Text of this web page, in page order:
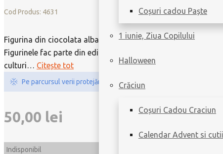
Coșuri cadou Paște
1 iunie, Ziua Copilului
Halloween
Crăciun
Coșuri Cadou Craciun
Calendar Advent si
Cod Produs: 4631
Figurina din ciocolata alba, in trei culori, in forma de iepuras.
Figurinele fac parte din editia speciala de Paste si sunt
culturi… Citește tot
Pe parcursul verii protejăm ciocolata cu ambalare specială.
50,00 lei
Indisponibil